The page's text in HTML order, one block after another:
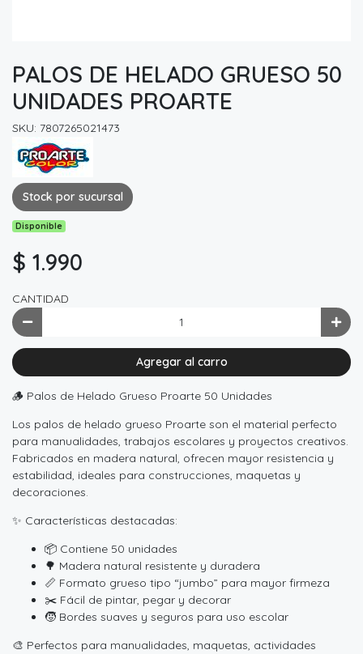
PALOS DE HELADO GRUESO 50
UNIDADES PROARTE
SKU: 7807265021473
Stock por sucursal
Disponible
$ 1.990
CANTIDAD
Agregar al carro
🪵 Palos de Helado Grueso Proarte 50 Unidades
Los palos de helado grueso Proarte son el material perfecto
para manualidades, trabajos escolares y proyectos creativos.
Fabricados en madera natural, ofrecen mayor resistencia y
estabilidad, ideales para construcciones, maquetas y
decoraciones.
✨ Características destacadas:
📦 Contiene 50 unidades
🌳 Madera natural resistente y duradera
📏 Formato grueso tipo “jumbo” para mayor firmeza
✂️ Fácil de pintar, pegar y decorar
🧒 Bordes suaves y seguros para uso escolar
🎨 Perfectos para manualidades, maquetas, actividades